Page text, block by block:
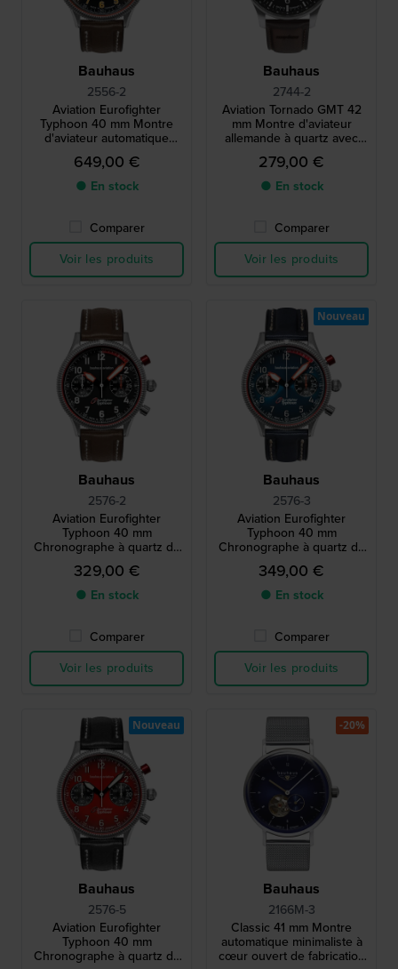
Bauhaus
2556-2
Aviation Eurofighter
Typhoon 40 mm Montre
d'aviateur automatique
allemande avec mouvement
suisse SW200
649,00 €
● En stock
Comparer
Voir les produits
Bauhaus
2744-2
Aviation Tornado GMT 42
mm Montre d'aviateur
allemande à quartz avec
mouvement GMT suisse
279,00 €
● En stock
Comparer
Voir les produits
Bauhaus
2576-2
Aviation Eurofighter
Typhoon 40 mm
Chronographe à quartz de
style aviateur de fabrication
allemande avec date
329,00 €
● En stock
Comparer
Voir les produits
Bauhaus
2576-3
Aviation Eurofighter
Typhoon 40 mm
Chronographe à quartz de
style aviateur de fabrication
allemande avec date
349,00 €
● En stock
Comparer
Voir les produits
Nouveau
Bauhaus
2576-5
Aviation Eurofighter
Typhoon 40 mm
Chronographe à quartz de
Nouveau
Bauhaus
2166M-3
Classic 41 mm Montre
automatique minimaliste à
cœur ouvert de fabrication
-20%